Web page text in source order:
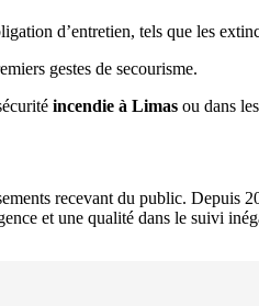
d’entretien, tels que les
gestes de secourisme.
incendie à Limas ou dans
recevant du public. Depuis
et une qualité dans le suivi